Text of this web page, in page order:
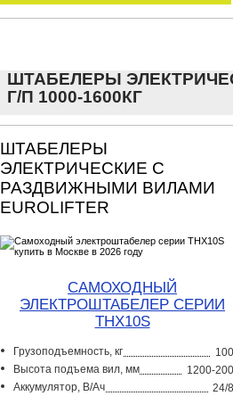
ШТАБЕЛЕРЫ
Г/П 1000-1600КГ
ШТАБЕЛЕРЫ
ЭЛЕКТРИЧЕСКИЕ С
РАЗДВИЖНЫМИ ВИЛАМИ
EUROLIFTER
САМОХОДНЫЙ
ЭЛЕКТРОШТАБЕЛЕР СЕРИИ
THX10S
Грузоподъемность, кг
Высота подъема вил, мм
1200-
Аккумулятор, В/Ач
24/